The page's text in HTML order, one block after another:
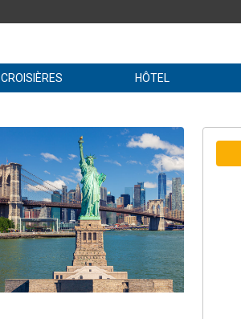
CROISIÈRES HÔTEL